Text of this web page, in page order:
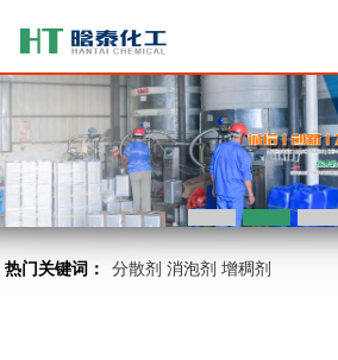
热门关键词： 分散剂 消泡剂 增稠剂